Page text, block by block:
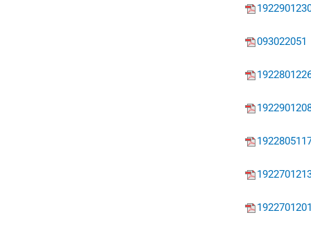
093022051
1922701201